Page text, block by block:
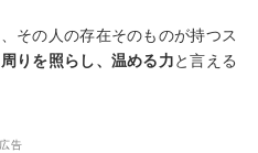
その人の存在そのものが持つス
周りを照らし、温める力と言える
広告